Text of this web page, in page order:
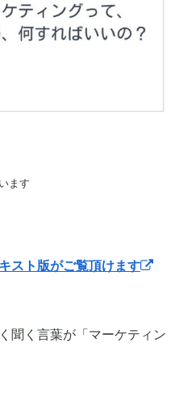
ます
スト版がご覧頂けます
聞く言葉が「マーケティン